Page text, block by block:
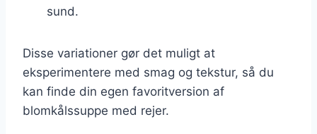
sund.
Disse variationer gør det muligt at
eksperimentere med smag og tekstur, så du
kan finde din egen favoritversion af
blomkålssuppe med rejer.